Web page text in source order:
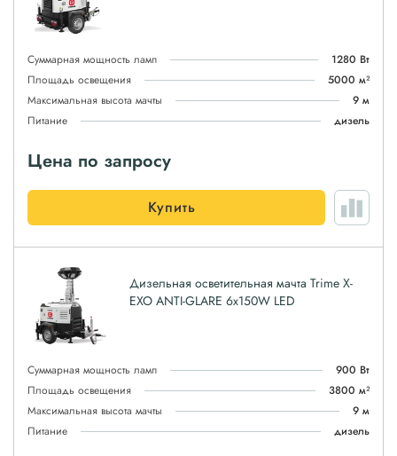
Суммарная мощность ламп
1280 Вт
Площадь освещения
5000 м²
Максимальная высота мачты
9 м
Питание
дизель
Цена по запросу
Купить
Дизельная осветительная мачта Trime X-
EXO ANTI-GLARE 6x150W LED
Суммарная мощность ламп
900 Вт
Площадь освещения
3800 м²
Максимальная высота мачты
9 м
Питание
дизель